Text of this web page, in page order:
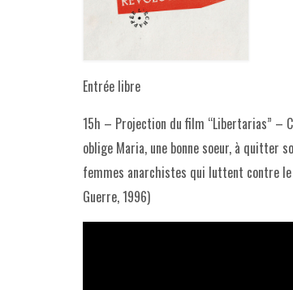
Entrée libre
15h – Projection du film “Libertarias” –
oblige Maria, une bonne soeur, à quitter
femmes anarchistes qui luttent contre
Guerre, 1996)